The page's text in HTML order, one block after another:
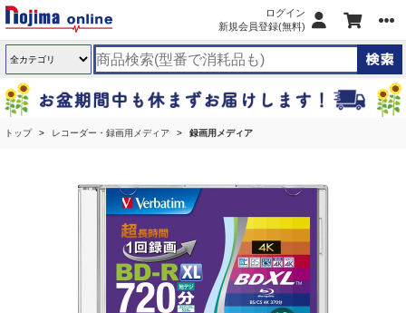
ログイン
新規会員登録(無料)
トップ レコーダー・録画用メディア 録画用メディア